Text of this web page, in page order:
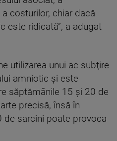
costurilor, chiar dacă
este ridicată”, a adugat
utilizarea unui ac subţire
amniotic şi este
săptămânile 15 şi 20 de
precisă, însă în
de sarcini poate provoca